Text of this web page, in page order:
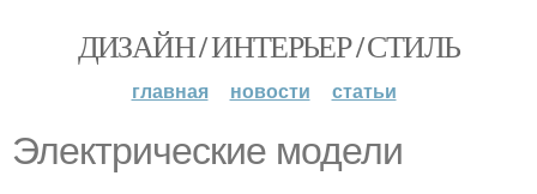
ДИЗАЙН / ИНТЕРЬЕР / СТИЛЬ
главная новости статьи
Электрические модели